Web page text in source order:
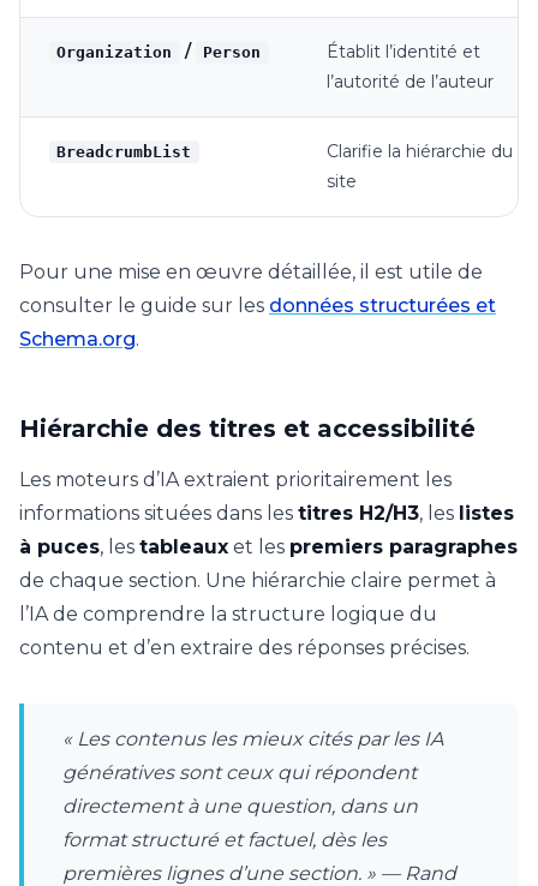
Organization / Person
Établit l’identité et
l’autorité de l’auteur
BreadcrumbList
Clarifie la hiérarchie du
site
Pour une mise en œuvre détaillée, il est utile de
consulter le guide sur les données structurées et
Schema.org.
Hiérarchie des titres et accessibilité
Les moteurs d’IA extraient prioritairement les
informations situées dans les titres H2/H3, les listes
à puces, les tableaux et les premiers paragraphes
de chaque section. Une hiérarchie claire permet à
l’IA de comprendre la structure logique du
contenu et d’en extraire des réponses précises.
« Les contenus les mieux cités par les IA
génératives sont ceux qui répondent
directement à une question, dans un
format structuré et factuel, dès les
premières lignes d’une section. » — Rand